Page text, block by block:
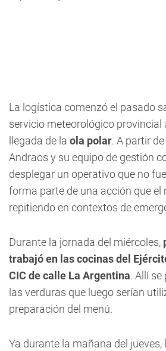
La logística comenzó el pasado
servicio meteorológico provincial
llegada de la ola polar. A partir
Andraos y su equipo de gestión
desplegar un operativo que no
forma parte de una acción que el
repitiendo en contextos de
Durante la jornada del miércoles,
trabajó en las cocinas del
CIC de calle La Argentina. Allí
las verduras que luego serían
preparación del menú.
Ya durante la mañana del jueves, l